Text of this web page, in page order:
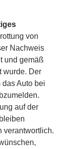
von
Nachweis
und gemäß
wurde. Der
Auto bei
auf der
verantwortlich.